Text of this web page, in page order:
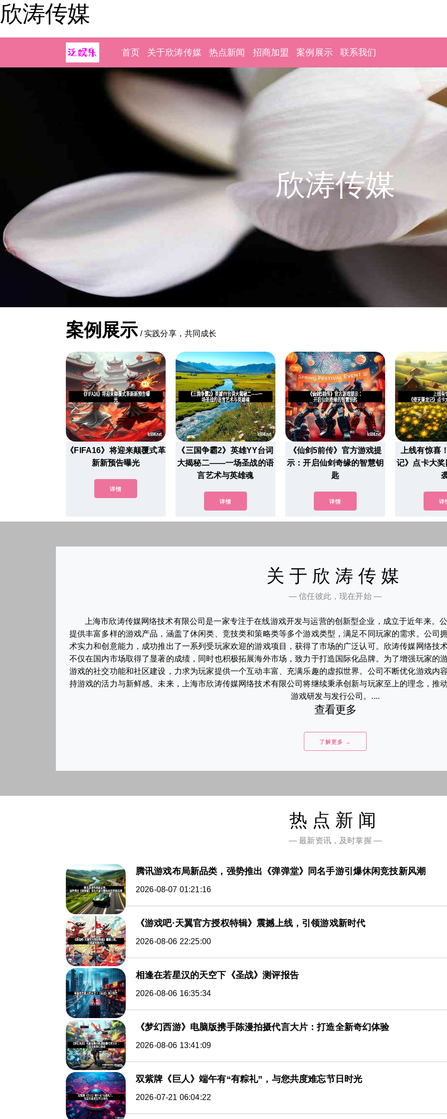
欣涛传媒
首页 关于欣涛传媒 热点新闻 招商加盟 案例展示 联系我们
欣涛传媒
案例展示 / 实践分享，共同成长
《FIFA16》将迎来颠覆式革
新新预告曝光
详情
《三国争霸2》英雄YY台词
大揭秘二——一场圣战的语
言艺术与英雄魂
详情
《仙剑5前传》官方游戏提
示：开启仙剑奇缘的智慧钥
匙
详情
上线有惊喜
记》点卡大
详
关于欣涛传媒
— 信任彼此，现在开始 —
上海市欣涛传媒网络技术有限公司是一家专注于在线游戏开发与运营的创新型企业，成立于近年来。
提供丰富多样的游戏产品，涵盖了休闲类、竞技类和策略类等多个游戏类型，满足不同玩家的需求。公司
术实力和创意能力，成功推出了一系列受玩家欢迎的游戏项目，获得了市场的广泛认可。欣涛传媒网络技
不仅在国内市场取得了显著的成绩，同时也积极拓展海外市场，致力于打造国际化品牌。为了增强玩家的
游戏的社交功能和社区建设，力求为玩家提供一个互动丰富、充满乐趣的虚拟世界。公司不断优化游戏内
持游戏的活力与新鲜感。未来，上海市欣涛传媒网络技术有限公司将继续秉承创新与玩家至上的理念，推
游戏研发与发行公司。....
查看更多
了解更多 →
热点新闻
— 最新资讯，及时掌握 —
腾讯游戏布局新品类，强势推出《弹弹堂》同名手游引爆休闲竞技新风潮
2026-08-07 01:21:16
《游戏吧·天翼官方授权特辑》震撼上线，引领游戏新时代
2026-08-06 22:25:00
相逢在若星汉的天空下《圣战》测评报告
2026-08-06 16:35:34
《梦幻西游》电脑版携手陈漫拍摄代言大片：打造全新奇幻体验
2026-08-06 13:41:09
双紫牌《巨人》端午有“有粽礼”，与您共度难忘节日时光
2026-07-21 06:04:22